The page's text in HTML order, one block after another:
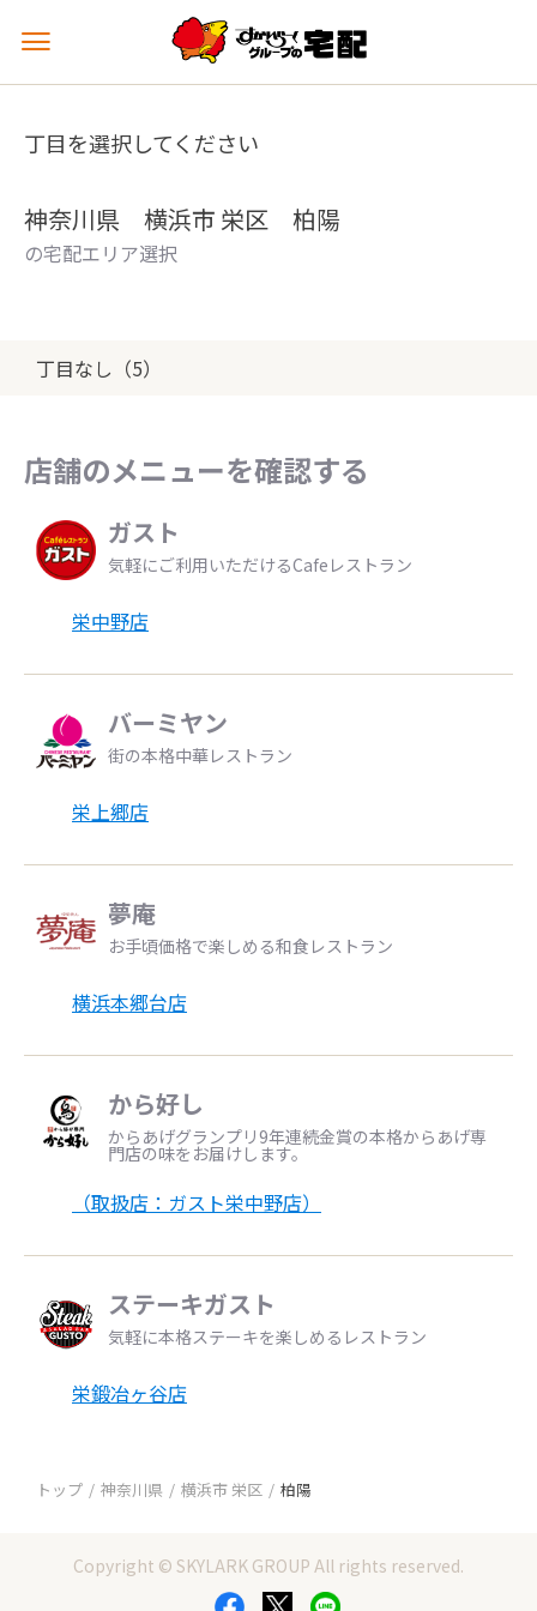
メ
ュ
を
丁目を選択してください
神奈川県 横浜市 栄区 柏陽
の宅配エリア選択
丁目なし（5）
店舗のメニューを確認する
ガスト
気軽にご利用いただけるCafeレストラン
栄中野店
バーミヤン
街の本格中華レストラン
栄上郷店
夢庵
お手頃価格で楽しめる和食レストラン
横浜本郷台店
から好し
からあげグランプリ9年連続金賞の本格からあげ専
門店の味をお届けします。
（取扱店：ガスト栄中野店）
ステーキガスト
気軽に本格ステーキを楽しめるレストラン
栄鍛冶ヶ谷店
トップ 神奈川県 横浜市 栄区 柏陽
Copyright © SKYLARK GROUP All rights reserved.